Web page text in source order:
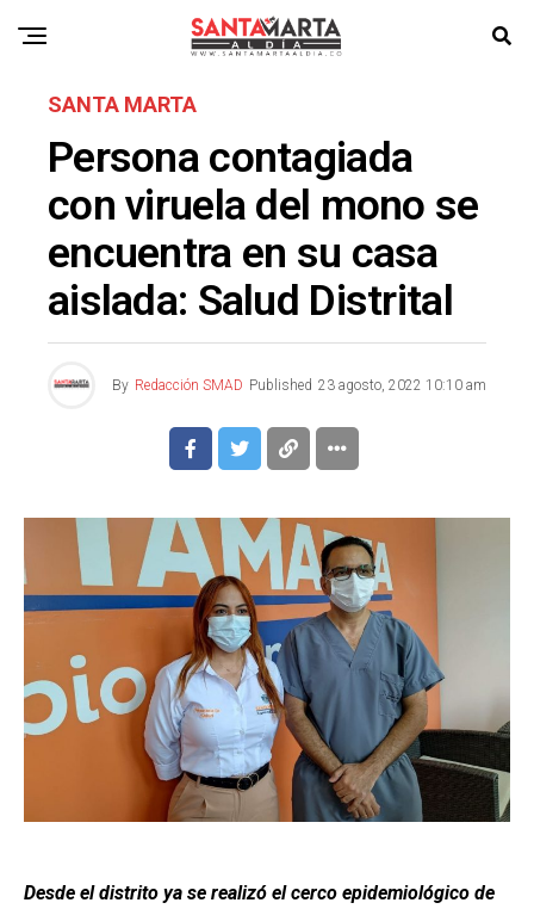
SANTA MARTA
Persona contagiada
con viruela del mono se
encuentra en su casa
aislada: Salud Distrital
By Redacción SMAD Published 23 agosto, 2022 10:10 am
Desde el distrito ya se realizó el cerco epidemiológico de